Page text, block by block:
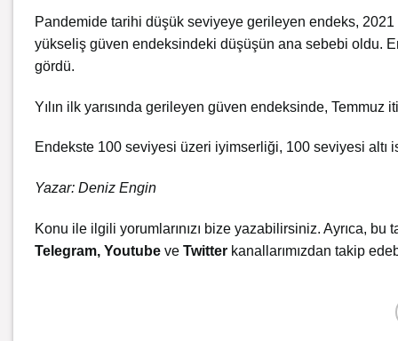
Pandemide tarihi düşük seviyeye gerileyen endeks, 2021
yükseliş güven endeksindeki düşüşün ana sebebi oldu.
gördü.
Yılın ilk yarısında gerileyen güven endeksinde, Temmuz
Endekste 100 seviyesi üzeri iyimserliği, 100 seviyesi altı
Yazar: Deniz Engin
Konu ile ilgili yorumlarınızı bize yazabilirsiniz. Ayrıca,
Telegram, Youtube ve Twitter kanallarımızdan takip